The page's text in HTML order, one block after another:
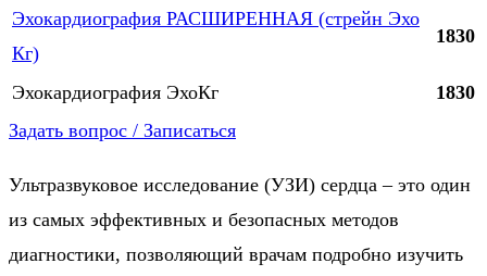
Эхокардиография РАСШИРЕННАЯ (стрейн Эхо
Кг)
1830
Эхокардиография ЭхоКг
1830
Задать вопрос / Записаться
Ультразвуковое исследование (УЗИ) сердца – это один
из самых эффективных и безопасных методов
диагностики, позволяющий врачам подробно изучить